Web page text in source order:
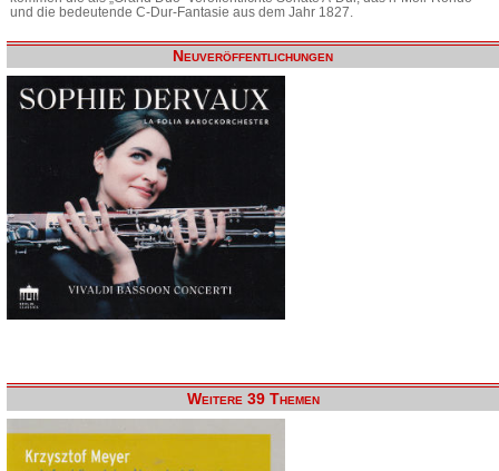
und die bedeutende C-Dur-Fantasie aus dem Jahr 1827.
Neuveröffentlichungen
Weitere 39 Themen